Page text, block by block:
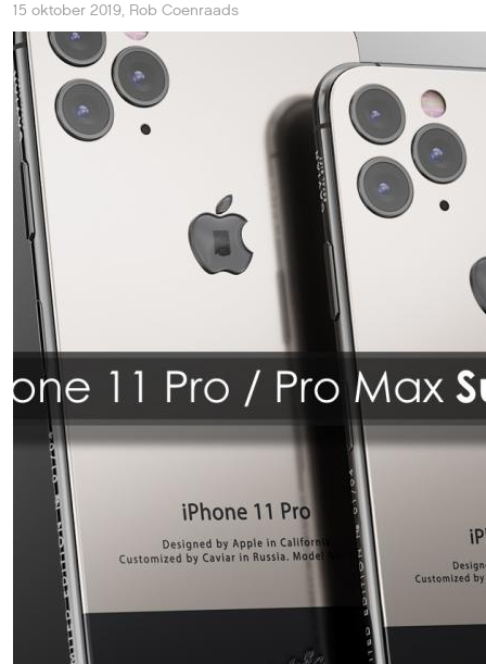
15 oktober 2019, Rob Coenraads